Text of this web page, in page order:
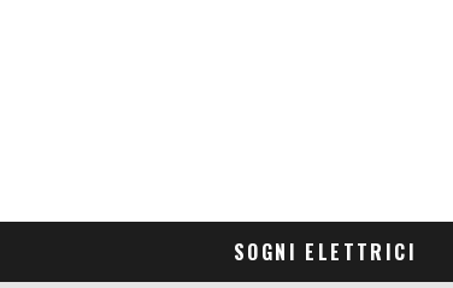
SOGNI ELETTRICI